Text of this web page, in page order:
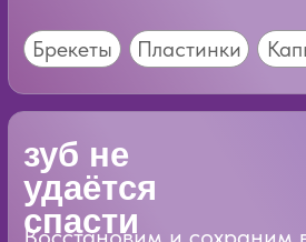
Голливудская улыбка
сделать
снимок
Рентген
Безошибочная диагностика
и качественное лечение Ваших зубов.